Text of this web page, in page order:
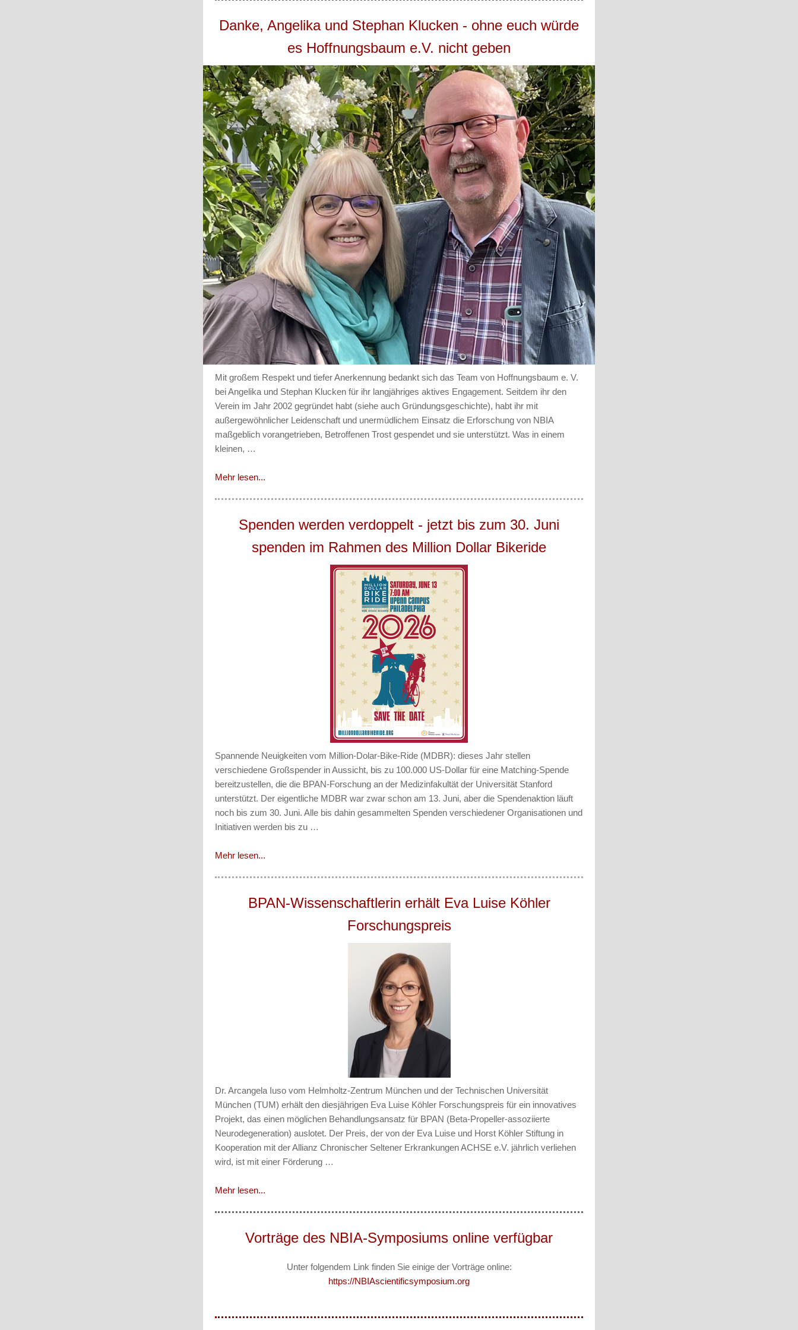
Danke, Angelika und Stephan Klucken - ohne euch würde
es Hoffnungsbaum e.V. nicht geben
Mit großem Respekt und tiefer Anerkennung bedankt sich das Team von Hoffnungsbaum e. V.
bei Angelika und Stephan Klucken für ihr langjähriges aktives Engagement. Seitdem ihr den
Verein im Jahr 2002 gegründet habt (siehe auch Gründungsgeschichte), habt ihr mit
außergewöhnlicher Leidenschaft und unermüdlichem Einsatz die Erforschung von NBIA
maßgeblich vorangetrieben, Betroffenen Trost gespendet und sie unterstützt. Was in einem
kleinen, …
Mehr lesen...
Spenden werden verdoppelt - jetzt bis zum 30. Juni
spenden im Rahmen des Million Dollar Bikeride
Spannende Neuigkeiten vom Million-Dolar-Bike-Ride (MDBR): dieses Jahr stellen
verschiedene Großspender in Aussicht, bis zu 100.000 US-Dollar für eine Matching-Spende
bereitzustellen, die die BPAN-Forschung an der Medizinfakultät der Universität Stanford
unterstützt. Der eigentliche MDBR war zwar schon am 13. Juni, aber die Spendenaktion läuft
noch bis zum 30. Juni. Alle bis dahin gesammelten Spenden verschiedener Organisationen und
Initiativen werden bis zu …
Mehr lesen...
BPAN-Wissenschaftlerin erhält Eva Luise Köhler
Forschungspreis
Dr. Arcangela Iuso vom Helmholtz-Zentrum München und der Technischen Universität
München (TUM) erhält den diesjährigen Eva Luise Köhler Forschungspreis für ein innovatives
Projekt, das einen möglichen Behandlungsansatz für BPAN (Beta-Propeller-assoziierte
Neurodegeneration) auslotet. Der Preis, der von der Eva Luise und Horst Köhler Stiftung in
Kooperation mit der Allianz Chronischer Seltener Erkrankungen ACHSE e.V. jährlich verliehen
wird, ist mit einer Förderung …
Mehr lesen...
Vorträge des NBIA-Symposiums online verfügbar
Unter folgendem Link finden Sie einige der Vorträge online:
https://NBIAscientificsymposium.org